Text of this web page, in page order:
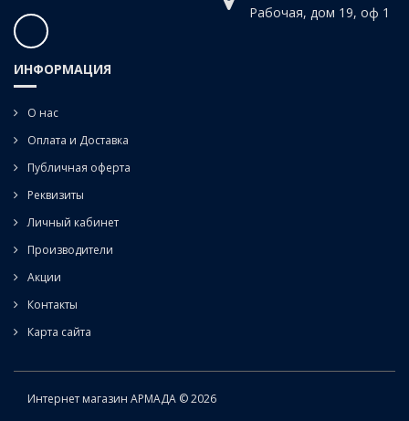
Рабочая, дом 19, оф 1
ИНФОРМАЦИЯ
О нас
Оплата и Доставка
Публичная оферта
Реквизиты
Личный кабинет
Производители
Акции
Контакты
Карта сайта
Интернет магазин АРМАДА © 2026